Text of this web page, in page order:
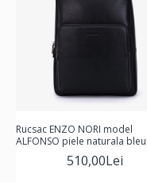
Rucsac ENZO NORI model
ALFONSO piele naturala
510,00Lei